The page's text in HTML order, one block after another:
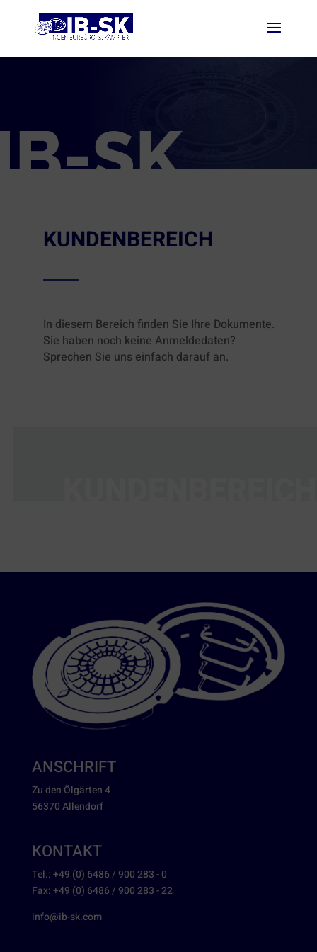
SK
KUNDENBEREICH
In diesem Bereich finden Sie Ihre Dokumente.
Sie haben noch keine Anmeldedaten?
Sprechen Sie uns einfach darauf an.
ANSCHRIFT
Zu den Ölgärten 4
56370 Allendorf
KONTAKT
Tel.: +49 (0) 6486 / 900 283 - 0
Fax: +49 (0) 6486 / 900 283 - 22
info@ib-sk.com